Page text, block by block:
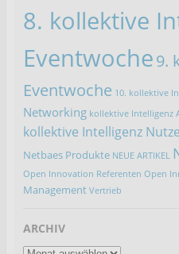
8. kollektive
Eventwoche9.
Eventwoche 10. kollektive
Networking kollektive Intelligenz
kollektive Intelligenz
Netbaes Produkte NEUE ARTIKEL
Open Innovation Referenten Open
Management Vertrieb
ARCHIV